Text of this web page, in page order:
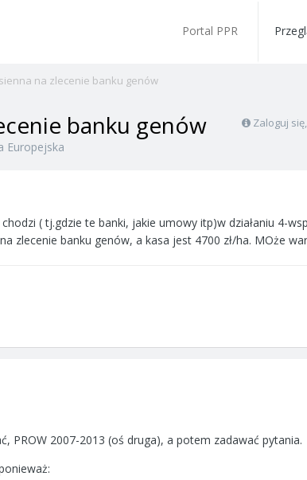
Portal PPR
na zlecenie banku genów
Zaloguj
banku genów
Europejska
( tj.gdzie te banki, jakie umowy itp)w działaniu 4-
zlecenie banku genów, a kasa jest 4700 zł/ha. MOże
PROW 2007-2013 (oś druga), a potem zadawać pytania.